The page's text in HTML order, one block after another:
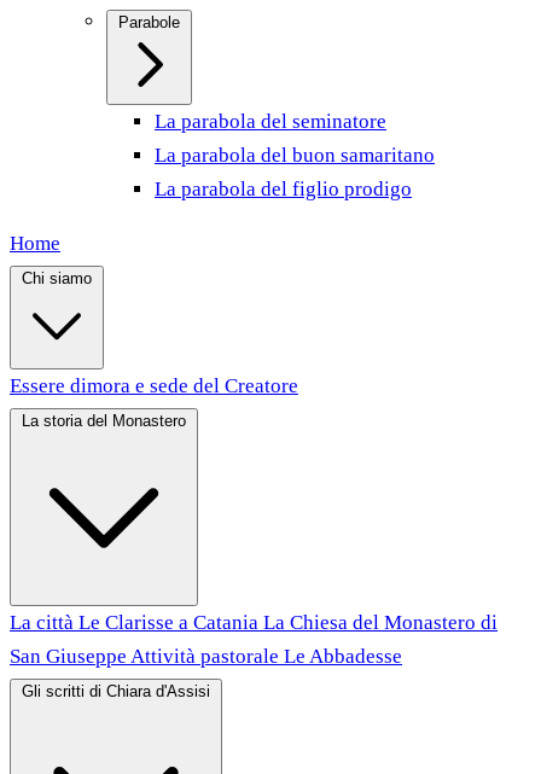
La parabola del seminatore
La parabola del buon samaritano
La parabola del figlio prodigo
Home
Essere dimora e sede del Creatore
La città Le Clarisse a Catania La Chiesa del Monastero di
San Giuseppe Attività pastorale Le Abbadesse